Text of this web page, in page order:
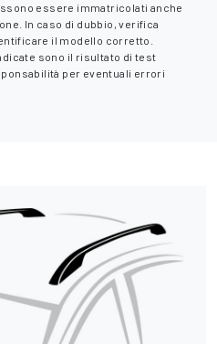
essere immatricolati anche
In caso di dubbio, verifica
il modello corretto.
sono il risultato di test
per eventuali errori